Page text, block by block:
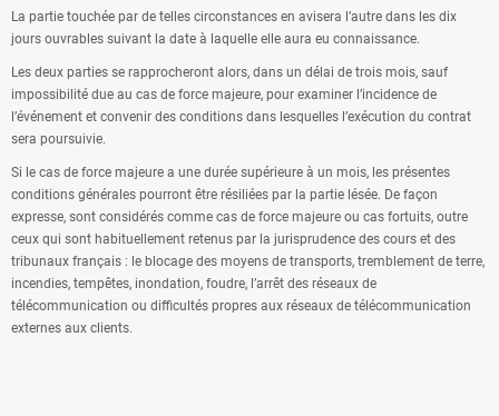
La partie touchée par de telles circonstances en avisera l’autre dans les dix
jours ouvrables suivant la date à laquelle elle aura eu connaissance.
Les deux parties se rapprocheront alors, dans un délai de trois mois, sauf
impossibilité due au cas de force majeure, pour examiner l’incidence de
l’événement et convenir des conditions dans lesquelles l’exécution du contrat
sera poursuivie.
Si le cas de force majeure a une durée supérieure à un mois, les présentes
conditions générales pourront être résiliées par la partie lésée. De façon
expresse, sont considérés comme cas de force majeure ou cas fortuits, outre
ceux qui sont habituellement retenus par la jurisprudence des cours et des
tribunaux français : le blocage des moyens de transports, tremblement de terre,
incendies, tempêtes, inondation, foudre, l’arrêt des réseaux de
télécommunication ou difficultés propres aux réseaux de télécommunication
externes aux clients.